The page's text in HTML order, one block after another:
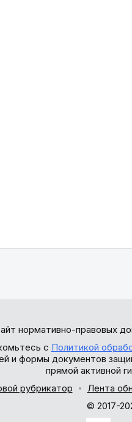
нормативно-правовых
с Политикой
и формы документов
прямой активной
рубрикатор
Лента
© 2017-